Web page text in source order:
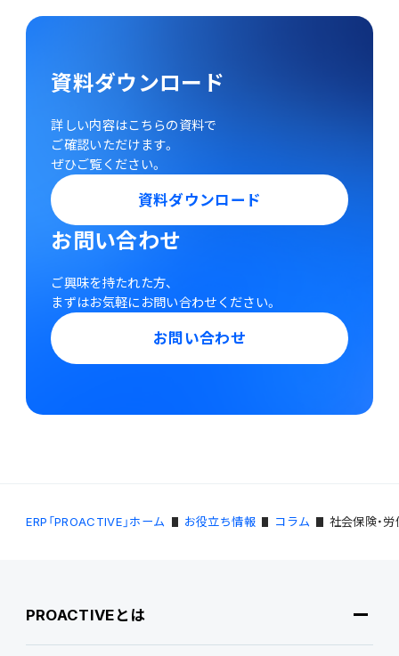
資料ダウンロード
詳しい内容はこちらの資料で
ご確認いただけます。
ぜひご覧ください。
資料ダウンロード
お問い合わせ
ご興味を持たれた方、
まずはお気軽にお問い合わせください。
お問い合わせ
ERP「PROACTIVE」ホーム お役立ち情報 コラム 社会保険・
PROACTIVEとは